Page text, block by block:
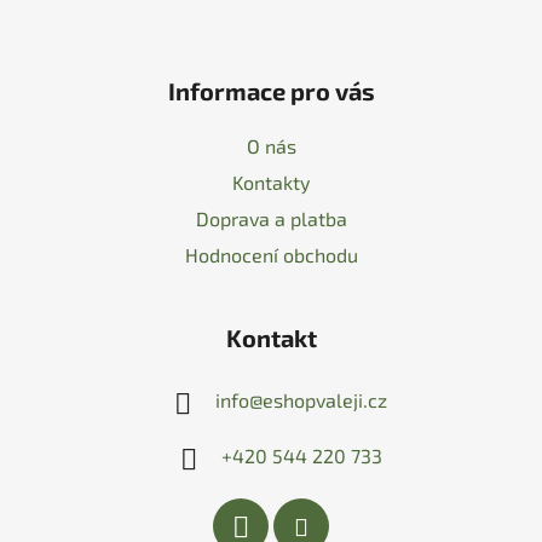
Informace pro vás
O nás
Kontakty
Doprava a platba
Hodnocení obchodu
Kontakt
info@eshopvaleji.cz
+420 544 220 733